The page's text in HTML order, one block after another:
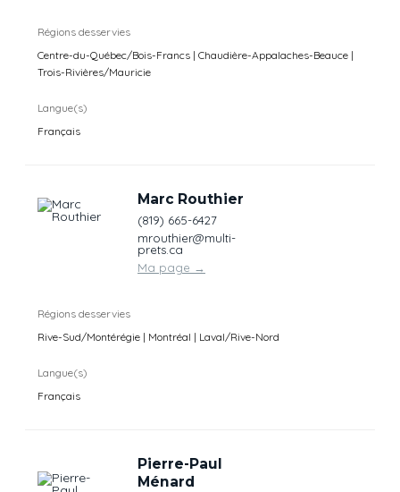
Régions desservies
Centre-du-Québec/Bois-Francs | Chaudière-Appalaches-Beauce |
Trois-Rivières/Mauricie
Langue(s)
Français
Marc Routhier
(819) 665-6427
mrouthier@multi-
prets.ca
Ma page →
Régions desservies
Rive-Sud/Montérégie | Montréal | Laval/Rive-Nord
Langue(s)
Français
Pierre-Paul
Ménard